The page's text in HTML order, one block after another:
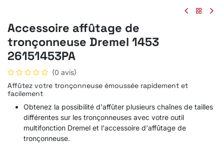
Accessoire affûtage de
tronçonneuse Dremel 1453
26151453PA
(0 avis)
Affûtez votre tronçonneuse émoussée rapidement et
facilement
Obtenez la possibilité d'affûter plusieurs chaînes de tailles
différentes sur les tronçonneuses avec votre outil
multifonction Dremel et l'accessoire d'affûtage de
tronçonneuse.